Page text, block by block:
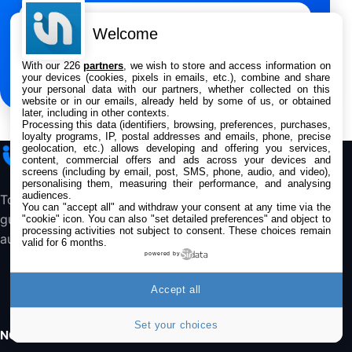
Samsung Galaxy A56 5G, Smartphone
Android, 128 Go, Smartphone déverrouillé,
Gris
284,99€431,39€Cdiscount (Vendeur Tiers)
Jabra Biz 1500 USB-A Casque Stereo -
Casque Filaire avec Microphone Antibruit,
Unité de Contrôle et Protection contre les
Pics de Volume pour Téléphones de Bureau
et Softphones
44,43€ 66,9€Amazon
Jabra Biz 2300 - Casque Mono supra-
auriculaire Quick Disconnect - Casque
Filaire avec Microphone Antibruit Pour
Téléphones de Bureau
Accessoire iRobot Roomba - Kit de
Rémplacement Roomba Séries 600
23,99€Amazon
Adresse e-mail
S’inscrire
iPhoneAddict
Toute l’actualité Apple, les bons plans, les
guides et les analyses pour suivre l’écosystème
au quotidien.
NOS APPS
Welcome
With our 226partners , we wish to store and access information on
your devices (cookies, pixels in emails, etc.), combine and share
your personal data with our partners, whether collected on this
website or in our emails, already held by some of us, or obtained
later, including in other contexts.
Processing this data (identifiers, browsing, preferences, purchases,
loyalty programs, IP, postal addresses and emails, phone, precise
geolocation, etc.) allows developing and offering you services,
content, commercial offers and ads across your devices and
screens (including by email, post, SMS, phone, audio, and video),
personalising them, measuring their performance, and analysing
audiences.
You can "accept all" and withdraw your consent at any time via the
"cookie" icon. You can also "set detailed preferences" and object to
processing activities not subject to consent. These choices remain
valid for 6 months.
powered by
Set your choices
Accept all